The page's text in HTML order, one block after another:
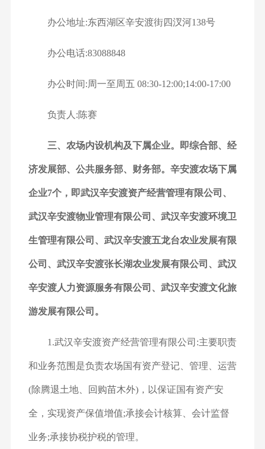
办公地址:东西湖区辛安渡街四汊河138号
办公电话:83088848
办公时间:周一至周五 08:30-12:00;14:00-17:00
负责人:陈赛
三、农场内设机构及下属企业。即综合部、经
济发展部、公共服务部、财务部。辛安渡农场下属
企业7个，即武汉辛安渡资产经营管理有限公司、
武汉辛安渡物业管理有限公司、武汉辛安渡环境卫
生管理有限公司、武汉辛安渡五龙台农业发展有限
公司、武汉辛安渡张长湖农业发展有限公司、武汉
辛安渡人力资源服务有限公司、武汉辛安渡文化旅
游发展有限公司。
1.武汉辛安渡资产经营管理有限公司:主要职责
和业务范围是负责农场国有资产登记、管理、运营
(除腾退土地、回购苗木外)，以保证国有资产安
全，实现资产保值增值;承接会计核算、会计监督
业务;承接协税护税的管理。